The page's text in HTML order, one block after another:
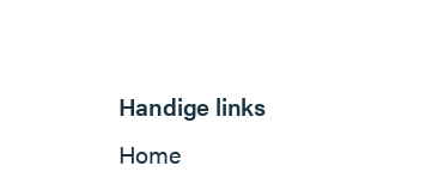
Handige links
Home